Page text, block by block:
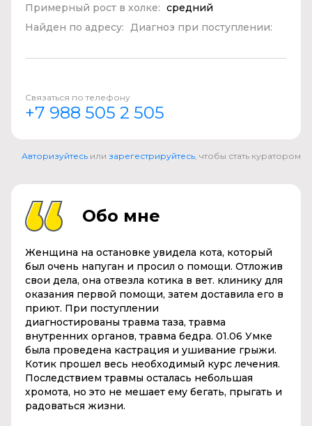
Примерный рост в холке: средний
Найден по адресу: Диагноз при поступлении:
Связаться по телефону
+7 988 505 2 505
Авторизуйтесь или зарегестрируйтесь , чтобы стать куратором
Обо мне
Женщина на остановке увидела кота, который
был очень напуган и просил о помощи. Отложив
свои дела, она отвезла котика в вет. клинику для
оказания первой помощи, затем доставила его в
приют. При поступлении
диагностированы травма таза, травма
внутренних органов, травма бедра. 01.06 Умке
была проведена кастрация и ушивание грыжи.
Котик прошел весь необходимый курс лечения.
Последствием травмы осталась небольшая
хромота, но это не мешает ему бегать, прыгать и
радоваться жизни.